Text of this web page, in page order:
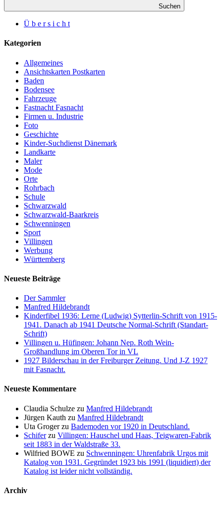
Suchen
Ü b e r s i c h t
Kategorien
Allgemeines
Ansichtskarten Postkarten
Baden
Bodensee
Fahrzeuge
Fastnacht Fasnacht
Firmen u. Industrie
Foto
Geschichte
Kinder-Suchdienst Dänemark
Landkarte
Maler
Mode
Orte
Rohrbach
Schule
Schwarzwald
Schwarzwald-Baarkreis
Schwenningen
Sport
Villingen
Werbung
Württemberg
Neueste Beiträge
Der Sammler
Manfred Hildebrandt
Kinderfibel 1936: Lerne (Ludwig) Sytterlin-Schrift von 1915-
1941. Danach ab 1941 Deutsche Normal-Schrift (Standart-
Schrift)
Villingen u. Hüfingen: Johann Nep. Roth Wein-
Großhandlung im Oberen Tor in VL
1927 Bilderschau in der Freiburger Zeitung. Und J-Z 1927
mit Fasnacht.
Neueste Kommentare
Claudia Schulze zu Manfred Hildebrandt
Jürgen Kauth zu Manfred Hildebrandt
Uta Grogerzu Bademoden vor 1920 in Deutschland.
Schiferzu Villingen: Hauschel und Haas, Teigwaren-Fabrik
seit 1883 in der Waldstraße 33.
Wilfried BOWE zu Schwenningen: Uhrenfabrik Urgos mit
Katalog von 1931. Gegründet 1923 bis 1991 (liquidiert) der
Katalog ist leider nicht vollständig.
Archiv